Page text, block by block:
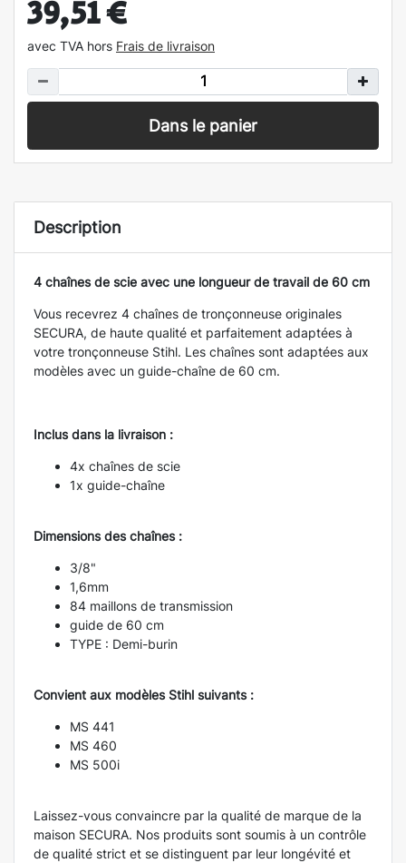
39,51 €
avec TVA hors Frais de livraison
Dans le panier
Description
4 chaînes de scie avec une longueur de travail de 60 cm
Vous recevrez 4 chaînes de tronçonneuse originales
SECURA, de haute qualité et parfaitement adaptées à
votre tronçonneuse Stihl. Les chaînes sont adaptées aux
modèles avec un guide-chaîne de 60 cm.
Inclus dans la livraison :
4x chaînes de scie
1x guide-chaîne
Dimensions des chaînes :
3/8"
1,6mm
84 maillons de transmission
guide de 60 cm
TYPE : Demi-burin
Convient aux modèles Stihl suivants :
MS 441
MS 460
MS 500i
Laissez-vous convaincre par la qualité de marque de la
maison SECURA. Nos produits sont soumis à un contrôle
de qualité strict et se distinguent par leur longévité et